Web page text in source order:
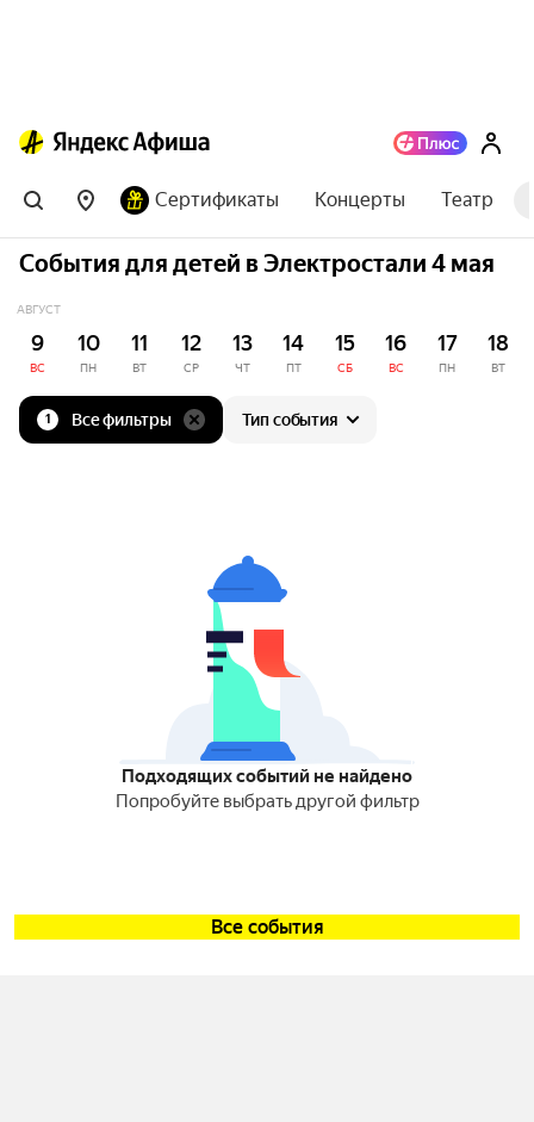
Сертификаты Концерты Театр
События для детей в Электростали 4 мая
АВГУСТ
9
ВС
10
ПН
11
ВТ
12
СР
13
ЧТ
14
ПТ
15
СБ
16
ВС
17
ПН
18
ВТ
1 Все фильтры Тип события
Подходящих событий не найдено
Попробуйте выбрать другой фильтр
Все события